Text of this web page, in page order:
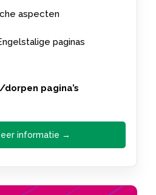
aspecten
paginas
pagina’s
informatie →